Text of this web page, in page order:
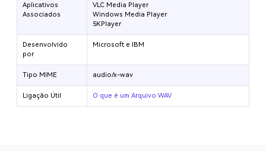
Aplicativos
Associados
VLC Media Player
Windows Media Player
5KPlayer
Desenvolvido
por
Microsoft e IBM
Tipo MIME audio/x-wav
Ligação Útil O que é um Arquivo WAV